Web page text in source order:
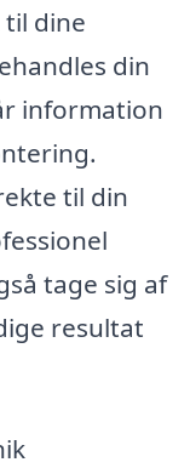
dine
din
information
til din
tage sig af
resultat